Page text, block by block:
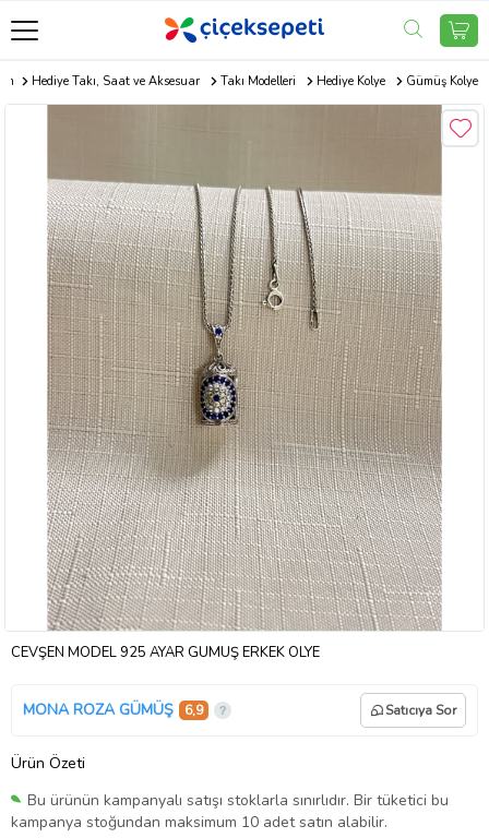
Hediye Takı, Saat ve Aksesuar Takı Modelleri Hediye Kolye Gümüş Kolye
CEVŞEN MODEL 925 AYAR GÜMÜŞ ERKEK OLYE
MONA ROZA GÜMÜŞ 6,9 Satıcıya Sor
Ürün Özeti
Bu ürünün kampanyalı satışı stoklarla sınırlıdır. Bir tüketici bu
kampanya stoğundan maksimum 10 adet satın alabilir.